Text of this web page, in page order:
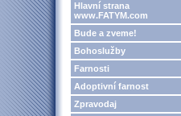
Hlavní strana
www.FATYM.com
Bude a zveme!
Bohoslužby
Farnosti
Adoptivní farnost
Zpravodaj